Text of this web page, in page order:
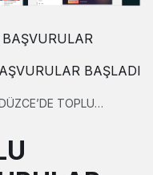
BAŞLADI
TOPLU